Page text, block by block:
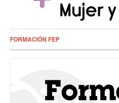
FORMACIÓN FEP